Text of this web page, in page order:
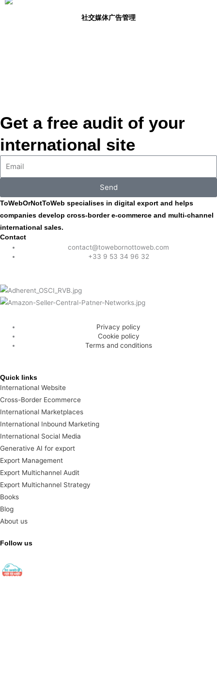
社交媒体广告管理
Get a free audit of your
international site
Send
ToWebOrNotToWeb specialises in digital export and helps
companies develop cross-border e-commerce and multi-channel
international sales.
Contact
contact@towebornottoweb.com
+33 9 53 34 96 32
Privacy policy
Cookie policy
Terms and conditions
Quick links
International Website
Cross-Border Ecommerce
International Marketplaces
International Inbound Marketing
International Social Media
Generative AI for export
Export Management
Export Multichannel Audit
Export Multichannel Strategy
Books
Blog
About us
Follow us